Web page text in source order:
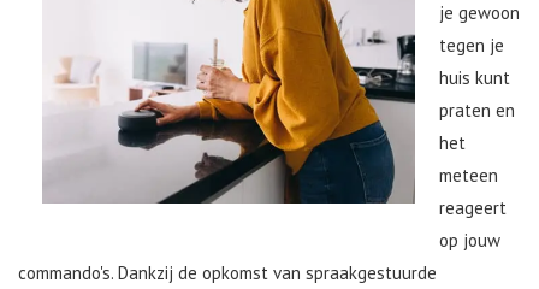
je gewoon
tegen je
huis kunt
praten en
het
meteen
reageert
op jouw
commando's. Dankzij de opkomst van spraakgestuurde